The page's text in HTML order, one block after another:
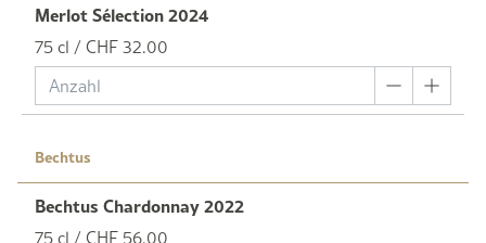
Merlot Sélection 2024
75 cl / CHF 32.00
Bechtus
Bechtus Chardonnay 2022
75 cl / CHF 56.00